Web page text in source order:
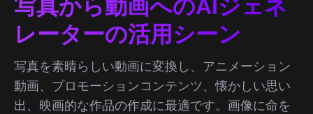
写真から動画へのAIジェネ
レーターの活用シーン
写真を素晴らしい動画に変換し、アニメーション
動画、プロモーションコンテンツ、懐かしい思い
出、映画的な作品の作成に最適です。画像に命を